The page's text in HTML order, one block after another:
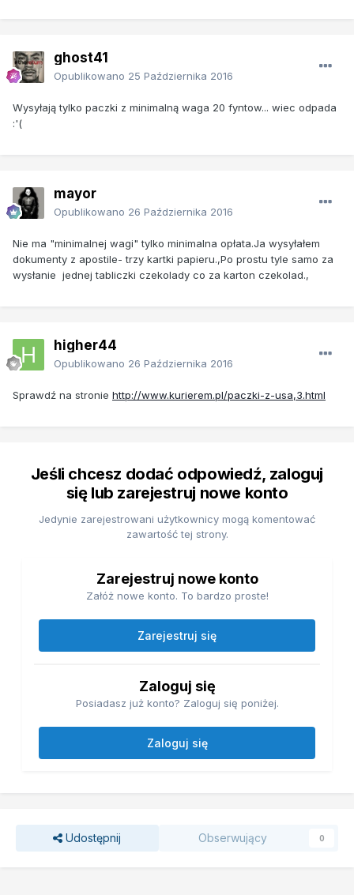
ghost41
Opublikowano 25 Października 2016
Wysyłają tylko paczki z minimalną waga 20 fyntow... wiec odpada
:'(
mayor
Opublikowano 26 Października 2016
Nie ma "minimalnej wagi" tylko minimalna opłata.Ja wysyłałem
dokumenty z apostile- trzy kartki papieru.,Po prostu tyle samo za
wysłanie jednej tabliczki czekolady co za karton czekolad.,
higher44
Opublikowano 26 Października 2016
Sprawdź na stronie http://www.kurierem.pl/paczki-z-usa,3.html
Jeśli chcesz dodać odpowiedź, zaloguj
się lub zarejestruj nowe konto
Jedynie zarejestrowani użytkownicy mogą komentować
zawartość tej strony.
Zarejestruj nowe konto
Załóż nowe konto. To bardzo proste!
Zarejestruj się
Zaloguj się
Posiadasz już konto? Zaloguj się poniżej.
Zaloguj się
Udostępnij Obserwujący 0